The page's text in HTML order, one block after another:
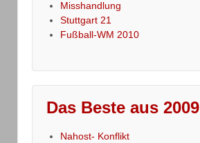
Misshandlung
Stuttgart 21
Fußball-WM 2010
Das Beste aus 2009
Nahost- Konflikt